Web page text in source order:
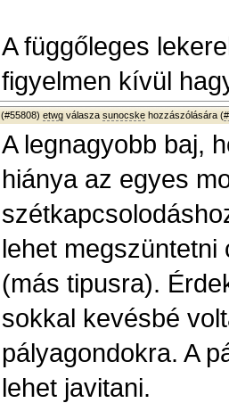
A függőleges
figyelmen kívül
(#55808) etwg válasza sunocske hozzászólására (
A legnagyobb baj,
hiánya az egyes
lehet
(más tipusra).
sokkal kevésbé
pályagondokra. A
lehet javitani.